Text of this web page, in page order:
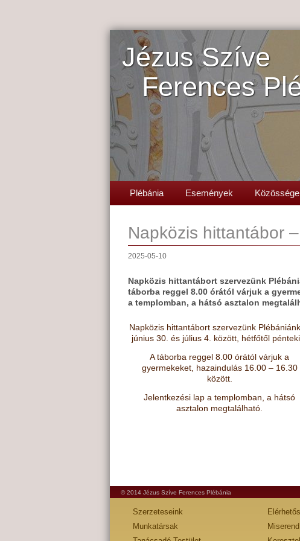
Jézus Szíve
Ferences
Plébánia Események
Napközis hittantábor
2025-05-10
Napközis hittantábort szervezünk
táborba reggel 8.00 órától várjuk a
a templomban, a hátsó asztalon
Napközis hittantábort szervezünk
június 30. és július 4. között, hétfőtől
A táborba reggel 8.00 órától várjuk a
gyermekeket, hazaindulás 16.00 – 16.30
között.
Jelentkezési lap a templomban, a hátsó
asztalon megtalálható.
© 2014 Jézus Szíve Ferences Plébánia
Szerzeteseink
Munkatársak
Miserend